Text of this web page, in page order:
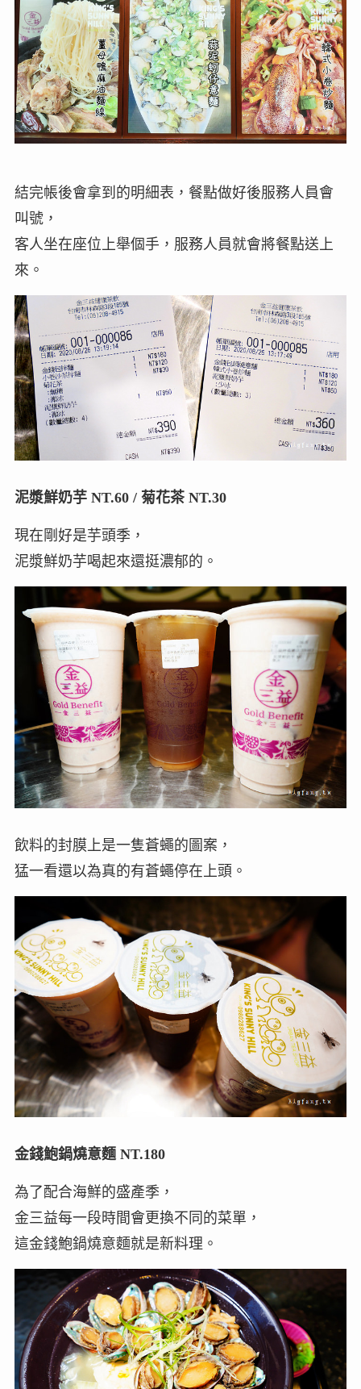
結完帳後會拿到的明細表，餐點做好後服務人員會
叫號，
客人坐在座位上舉個手，服務人員就會將餐點送上
來。
泥漿鮮奶芋 NT.60 / 菊花茶 NT.30
現在剛好是芋頭季，
泥漿鮮奶芋喝起來還挺濃郁的。
飲料的封膜上是一隻蒼蠅的圖案，
猛一看還以為真的有蒼蠅停在上頭。
金錢鮑鍋燒意麵 NT.180
為了配合海鮮的盛產季，
金三益每一段時間會更換不同的菜單，
這金錢鮑鍋燒意麵就是新料理。